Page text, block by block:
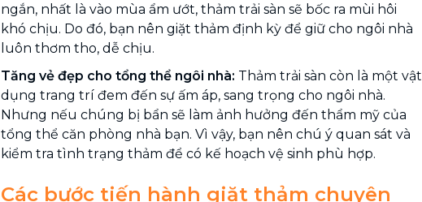
ngắn, nhất là vào mùa ẩm ướt, thảm trải sàn sẽ bốc ra mùi hôi
khó chịu. Do đó, bạn nên giặt thảm định kỳ để giữ cho ngôi nhà
luôn thơm tho, dễ chịu.
Tăng vẻ đẹp cho tổng thể ngôi nhà: Thảm trải sàn còn là một vật
dụng trang trí đem đến sự ấm áp, sang trọng cho ngôi nhà.
Nhưng nếu chúng bị bẩn sẽ làm ảnh hưởng đến thẩm mỹ của
tổng thể căn phòng nhà bạn. Vì vậy, bạn nên chú ý quan sát và
kiểm tra tình trạng thảm để có kế hoạch vệ sinh phù hợp.
Các bước tiến hành giặt thảm chuyên